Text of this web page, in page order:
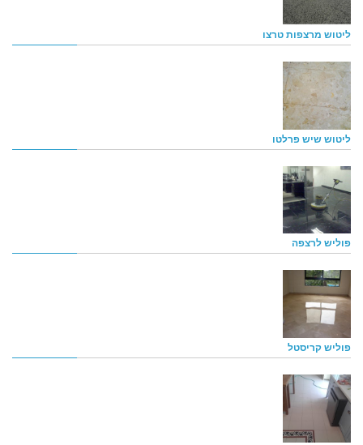
ליטוש מרצפות טרצו
ליטוש שיש פרלטו
פוליש לרצפה
פוליש קריסטל